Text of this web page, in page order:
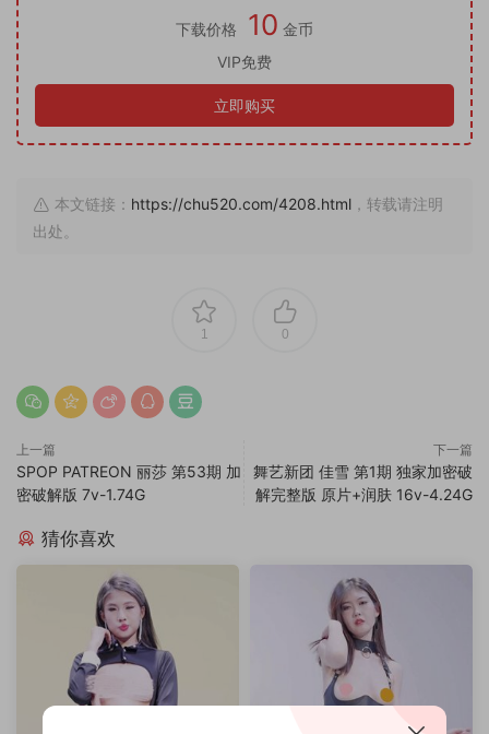
下载价格 10 金币
VIP免费
立即购买
本文链接： https://chu520.com/4208.html ，转载请注明
出处。
1 0
上一篇
SPOP PATREON 丽莎 第53期 加
密破解版 7v-1.74G
下一篇
舞艺新团 佳雪 第1期 独家加密破
解完整版 原片+润肤 16v-4.24G
猜你喜欢